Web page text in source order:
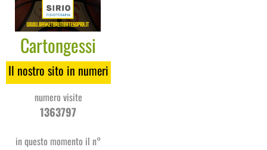
Cartongessi
Coges
Il nostro sito in numeri
numero visite
1363797
in questo momento il n°